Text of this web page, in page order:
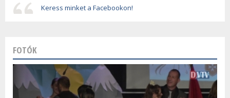
Keress minket a Facebookon!
FOTÓK